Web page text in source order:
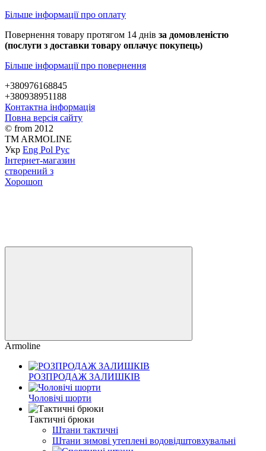
Більше інформації про оплату
Повернення товару протягом 14 днів за домовленістю
(послуги з доставки товару оплачує покупець)
Більше інформації про повернення
+380976168845
+380938951188
Контактна інформація
Повна версія сайту
© from 2012
TM ARMOLINE
Укр Eng Pol Рус
Інтернет-магазин
створений з
Хорошоп
Armoline
РОЗПРОДАЖ ЗАЛИШКІВ
Чоловічі шорти
Тактичні брюки
Штани тактичні
Штани зимові утеплені водовідштовхувальні